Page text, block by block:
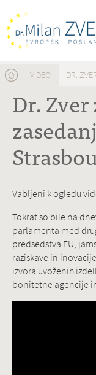
Nahajate se tukaj
VIDEO DR.
Dr.
Vabljeni k ogledu
Tokrat so bile na
parlamenta med
predsedstva EU,
raziskave in
izvora uvoženih
bonitetne agencije